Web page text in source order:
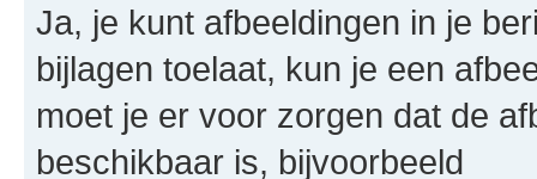
Ja, je kunt afbeeldingen in je
bijlagen toelaat, kun je een
moet je er voor zorgen dat de
beschikbaar is, bijvoorbeeld